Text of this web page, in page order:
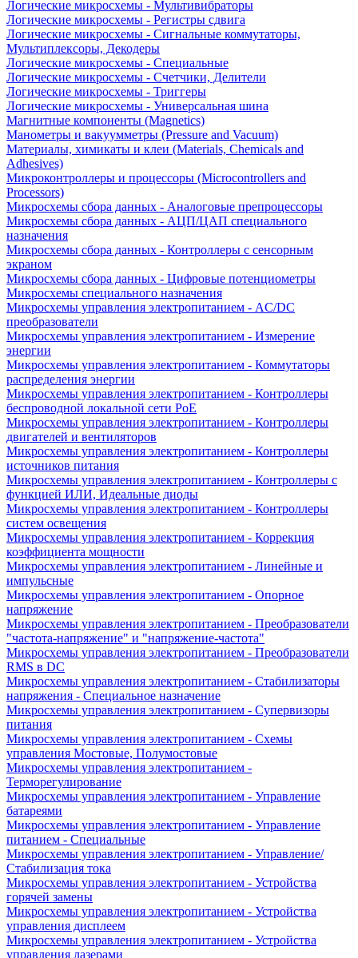
Логические микросхемы - Мультивибраторы
Логические микросхемы - Регистры сдвига
Логические микросхемы - Сигнальные коммутаторы,
Мультиплексоры, Декодеры
Логические микросхемы - Специальные
Логические микросхемы - Счетчики, Делители
Логические микросхемы - Триггеры
Логические микросхемы - Универсальная шина
Магнитные компоненты (Magnetics)
Манометры и вакуумметры (Pressure and Vacuum)
Материалы, химикаты и клеи (Materials, Chemicals and
Adhesives)
Микроконтроллеры и процессоры (Microcontrollers and
Processors)
Микросхемы сбора данных - Аналоговые препроцессоры
Микросхемы сбора данных - АЦП/ЦАП специального
назначения
Микросхемы сбора данных - Контроллеры с сенсорным
экраном
Микросхемы сбора данных - Цифровые потенциометры
Микросхемы специального назначения
Микросхемы управления электропитанием - AC/DC
преобразователи
Микросхемы управления электропитанием - Измерение
энергии
Микросхемы управления электропитанием - Коммутаторы
распределения энергии
Микросхемы управления электропитанием - Контроллеры
беспроводной локальной сети PoE
Микросхемы управления электропитанием - Контроллеры
двигателей и вентиляторов
Микросхемы управления электропитанием - Контроллеры
источников питания
Микросхемы управления электропитанием - Контроллеры с
функцией ИЛИ, Идеальные диоды
Микросхемы управления электропитанием - Контроллеры
систем освещения
Микросхемы управления электропитанием - Коррекция
коэффициента мощности
Микросхемы управления электропитанием - Линейные и
импульсные
Микросхемы управления электропитанием - Опорное
напряжение
Микросхемы управления электропитанием - Преобразователи
"частота-напряжение" и "напряжение-частота"
Микросхемы управления электропитанием - Преобразователи
RMS в DC
Микросхемы управления электропитанием - Стабилизаторы
напряжения - Специальное назначение
Микросхемы управления электропитанием - Супервизоры
питания
Микросхемы управления электропитанием - Схемы
управления Мостовые, Полумостовые
Микросхемы управления электропитанием -
Терморегулирование
Микросхемы управления электропитанием - Управление
батареями
Микросхемы управления электропитанием - Управление
питанием - Специальные
Микросхемы управления электропитанием - Управление/
Стабилизация тока
Микросхемы управления электропитанием - Устройства
горячей замены
Микросхемы управления электропитанием - Устройства
управления дисплеем
Микросхемы управления электропитанием - Устройства
управления лазерами